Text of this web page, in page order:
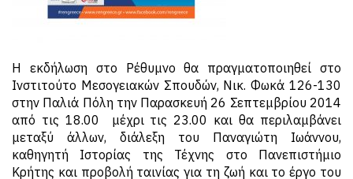
Η εκδήλωση στο Ρέθυμνο θα πραγματοποιηθεί στο
Ινστιτούτο Μεσογειακών Σπουδών, Νικ. Φωκά 126-130
στην Παλιά Πόλη την Παρασκευή 26 Σεπτεμβρίου 2014
από τις 18.00 μέχρι τις 23.00 και θα περιλαμβάνει
μεταξύ άλλων, διάλεξη του Παναγιώτη Ιωάννου,
καθηγητή Ιστορίας της Τέχνης στο Πανεπιστήμιο
Κρήτης και προβολή ταινίας για τη ζωή και το έργο του